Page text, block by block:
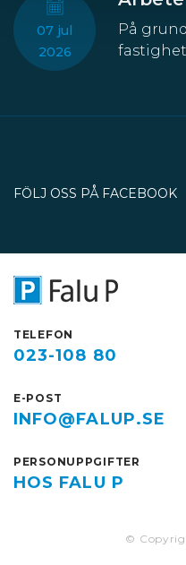
07 jul
2026
På
enligt
fordon
under
oktober.
FÖLJ OSS PÅ FACEBOOK
TELEFON
023-108 80
E-POST
INFO@FALUP.SE
PERSONUPPGIFTER
HOS FALU P
©